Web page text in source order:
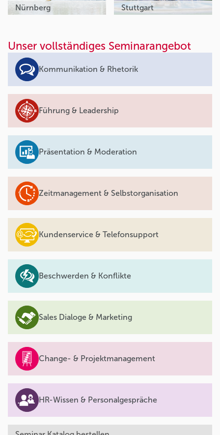
Unser vollständiges Seminarangebot
Kommunikation & Rhetorik
Führung & Leadership
Präsentation & Moderation
Zeitmanagement & Selbstorganisation
Kundenservice & Telefonsupport
Beschwerden & Konflikte
Sales Dialoge & Marketing
Change- & Projektmanagement
HR-Wissen & Personalgespräche
Nürnberg Stuttgart